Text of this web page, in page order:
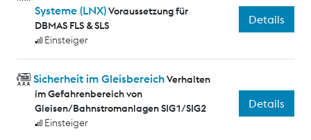
Systeme (LNX)Voraussetzung für
DBMAS FLS & SLS
Einsteiger
Details
Sicherheit im GleisbereichVerhalten
im Gefahrenbereich von
Gleisen/Bahnstromanlagen SIG1/SIG2
Einsteiger
Details